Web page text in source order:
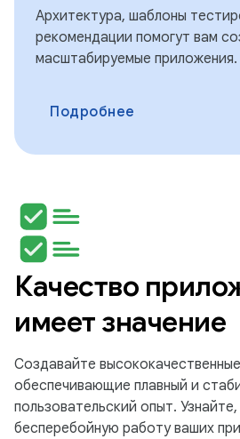
Архитектура, шаблоны
рекомендации помогут вам
масштабируемые приложения.
Подробнее
Качество
имеет значение
Создавайте
обеспечивающие плавный и
пользовательский опыт.
бесперебойную работу ваших